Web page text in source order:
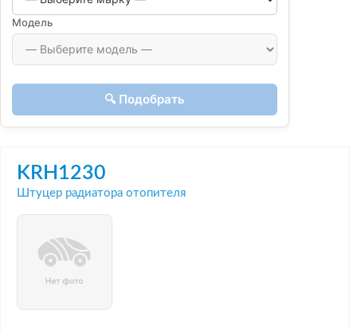
Модель
🔍 Подобрать
KRH1230
Штуцер радиатора отопителя